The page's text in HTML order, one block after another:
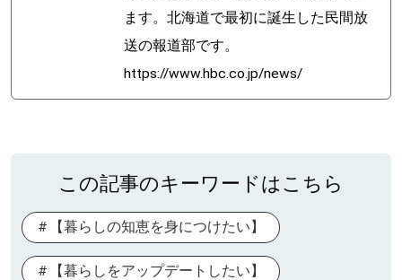
ます。北海道で最初に誕生した民間放
送の報道部です。
https://www.hbc.co.jp/news/
この記事のキーワードはこちら
【暮らしの知恵を身につけたい】
【暮らしをアップデートしたい】